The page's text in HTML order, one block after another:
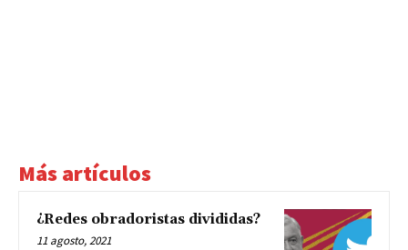
Más artículos
¿Redes obradoristas divididas?
11 agosto, 2021